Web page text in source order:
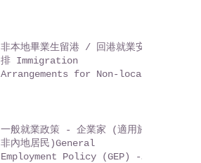
非本地畢業生留港 / 回港就業安
排 Immigration
Arrangements for Non-local
一般就業政策 - 企業家 (適用於
非內地居民)General
Employment Policy (GEP) -